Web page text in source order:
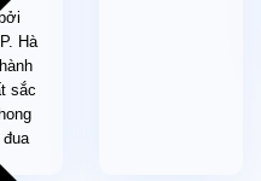
phòng 2 giường đơn + Extra
3 giường đơn (tình trạng
khách sạn, không áp dụng
chương trình tour).
thời điểm khởi hành từ 4-
đến trong chương trình có
gian khởi hành của từng
Hà
sắc
đua